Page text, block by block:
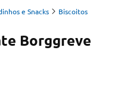
e Snacks Biscoitos
Borggreve